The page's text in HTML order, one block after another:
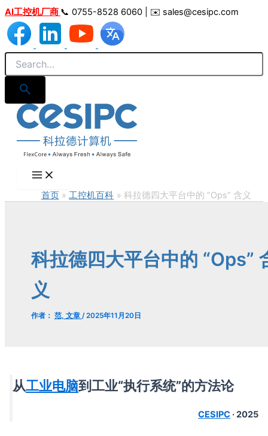
跳
至
内
容
AI工控机厂商 📞 0755-8528 6060 | ✉️ sales@cesipc.com
首页 工控机百科 科拉德四大平台中的 “Ops” 含义
科拉德四大平台中的 “Ops”
义
作者： 范, 文章 /2025年11月20日
从工业电脑到工业“执行系统”的方法论
CESIPC · 2025